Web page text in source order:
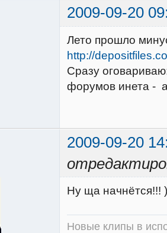
2009-09-20
Лето прошло
http://
Сразу
форумов инета -
2009-09-20
Ну ща начнётся!!!
Новые клипы в